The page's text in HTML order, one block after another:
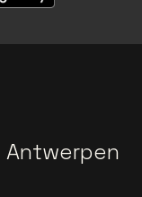
Antwerpen